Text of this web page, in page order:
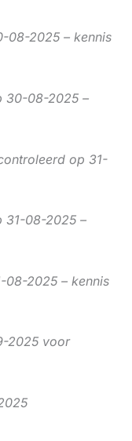
08-2025 – kennis
30-08-2025 –
op 31-
31-08-2025 –
08-2025 – kennis
2025 voor